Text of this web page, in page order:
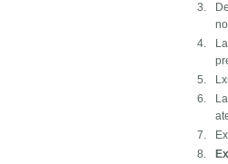
La